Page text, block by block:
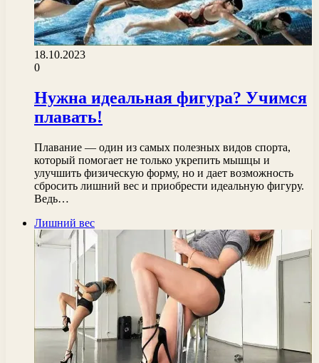
18.10.2023
0
Нужна идеальная фигура? Учимся
плавать!
Плавание — один из самых полезных видов спорта,
который помогает не только укрепить мышцы и
улучшить физическую форму, но и дает возможность
сбросить лишний вес и приобрести идеальную фигуру.
Ведь…
Лишний вес